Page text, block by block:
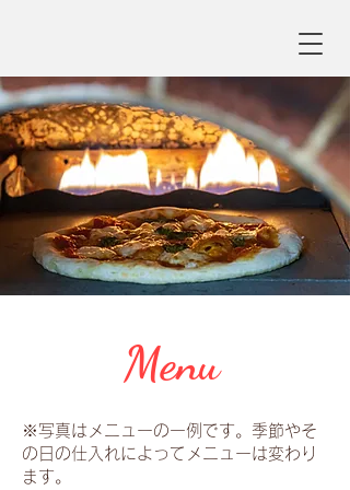
Menu
※写真はメニューの一例です。季節やそ
の日の仕入れによってメニューは変わり
ます。